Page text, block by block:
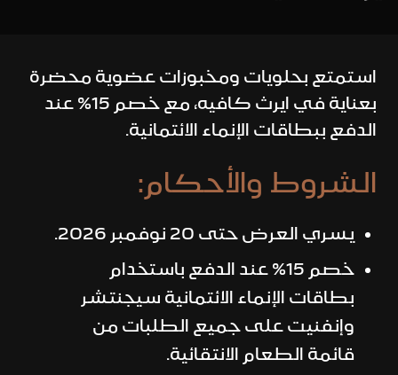
استمتع بحلويات ومخبوزات عضوية محضرة
بعناية في ايرث كافيه، مع خصم 15% عند
الدفع ببطاقات الإنماء الائتمانية.
الشروط والأحكام:
يسري العرض حتى 20 نوفمبر 2026.
خصم 15% عند الدفع باستخدام
بطاقات الإنماء الائتمانية سيجنتشر
وإنفنيت على جميع الطلبات من
قائمة الطعام الانتقائية.